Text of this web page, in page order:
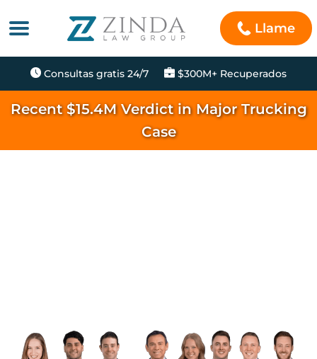
Llame
Consultas gratis 24/7 $300M+ Recuperados
Recent $15.4M Verdict in Major Trucking
Case